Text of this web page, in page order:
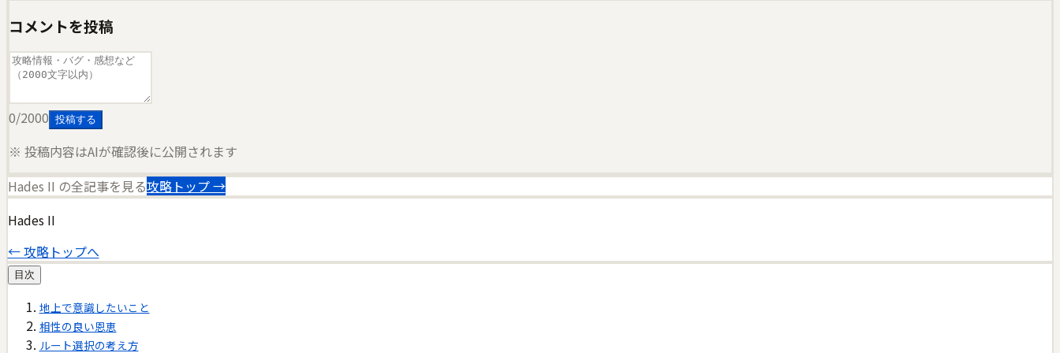
コメントを投稿
0/2000 投稿する
※ 投稿内容はAIが確認後に公開されます
Hades II の全記事を見る攻略トップ →
Hades II
← 攻略トップへ
目次
地上で意識したいこと
相性の良い恩恵
ルート選択の考え方